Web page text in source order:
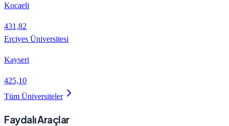
Kocaeli
431,82
Erciyes Üniversitesi
Kayseri
425,10
Tüm Üniversiteler
Faydalı Araçlar